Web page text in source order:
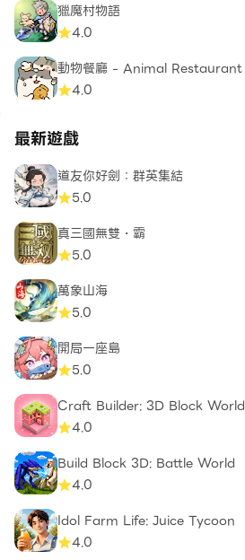
獵魔村物語
4.0
動物餐廳 - Animal Restaurant
4.0
最新遊戲
道友你好劍：群英集結
5.0
真三國無雙・霸
5.0
萬象山海
5.0
開局一座島
5.0
Craft Builder: 3D Block World
4.0
Build Block 3D: Battle World
4.0
Idol Farm Life: Juice Tycoon
4.0